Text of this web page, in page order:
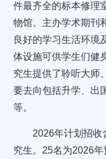
件最齐全的标本修理
物馆。主办学术期刊
良好的学习生活环境
体设施可供学生们健
究生提供了聆听大师
要去向包括升学、出
等。
2026年计划招收
究生。25名为2026